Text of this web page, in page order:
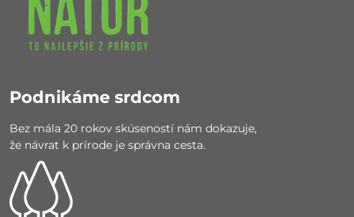
Podnikáme srdcom
Bez mála 20 rokov skúseností nám dokazuje,
že návrat k prírode je správna cesta.